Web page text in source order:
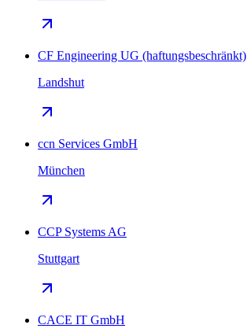
CF Engineering UG (haftungsbeschränkt)
Landshut
ccn Services GmbH
München
CCP Systems AG
Stuttgart
CACE IT GmbH